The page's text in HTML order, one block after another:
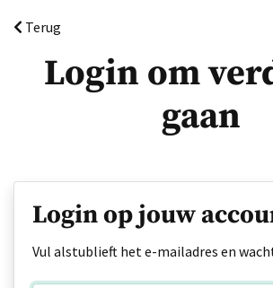
Terug
Login om
gaan
Login op jouw
Vul alstublieft het e-mailadres en